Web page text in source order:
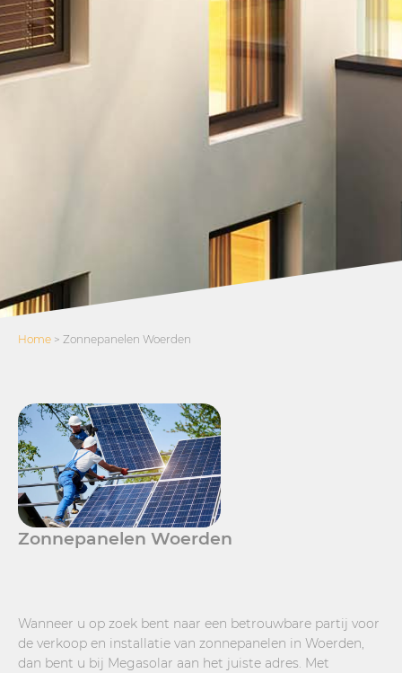
Home > Zonnepanelen Woerden
Zonnepanelen Woerden
Wanneer u op zoek bent naar een betrouwbare partij voor
de verkoop en installatie van zonnepanelen in Woerden,
dan bent u bij Megasolar aan het juiste adres. Met